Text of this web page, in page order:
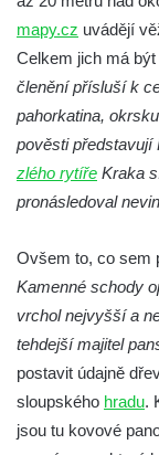
Vyhlídkové
Koruna v
Skalní útvar
stěnách
Kamenná
Kamenná
Kamenná
Vyhlídka
Vyhlídka
Špičáku
mapy.cz uvádějí
Celkem jich má být
členění přísluší k
pahorkatina,
pověsti
zlého rytíře Kraka
pronásledoval
Ovšem to, co sem
Kamenné schody
vrchol nejvyšší a
tehdejší majitel
postavit údajně
sloupského hradu.
jsou tu kovové